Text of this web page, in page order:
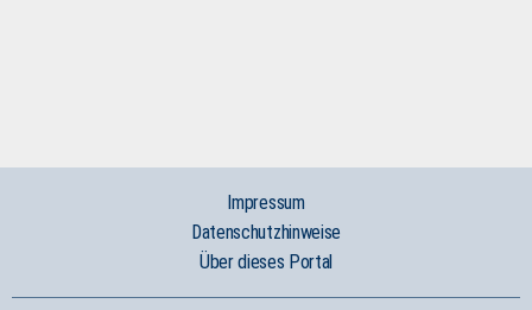
Impressum
Datenschutzhinweise
Über dieses Portal